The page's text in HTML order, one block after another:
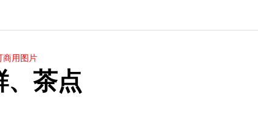
商用图片
、茶点